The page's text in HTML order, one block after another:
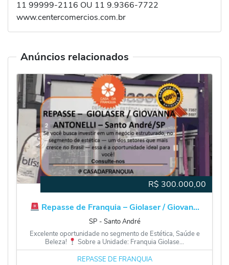
11 99999-2116 OU 11 9.9366-7722
www.centercomercios.com.br
Anúncios relacionados
R$ 300.000,00
Repasse de Franquia – Giolaser / Giovan...
SP ‐ Santo André
Excelente oportunidade no segmento de Estética, Saúde e
Beleza!
Sobre a Unidade: Franquia Giolase...
REPASSE DE FRANQUIA